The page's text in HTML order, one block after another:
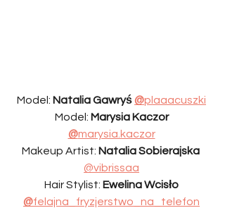
Model: Natalia Gawryś @plaaacuszki
Model: Marysia Kaczor
@marysia.kaczor
Makeup Artist: Natalia Sobierajska
@vibrissaa
Hair Stylist: Ewelina Wcisło
@felajna_fryzjerstwo_na_telefon